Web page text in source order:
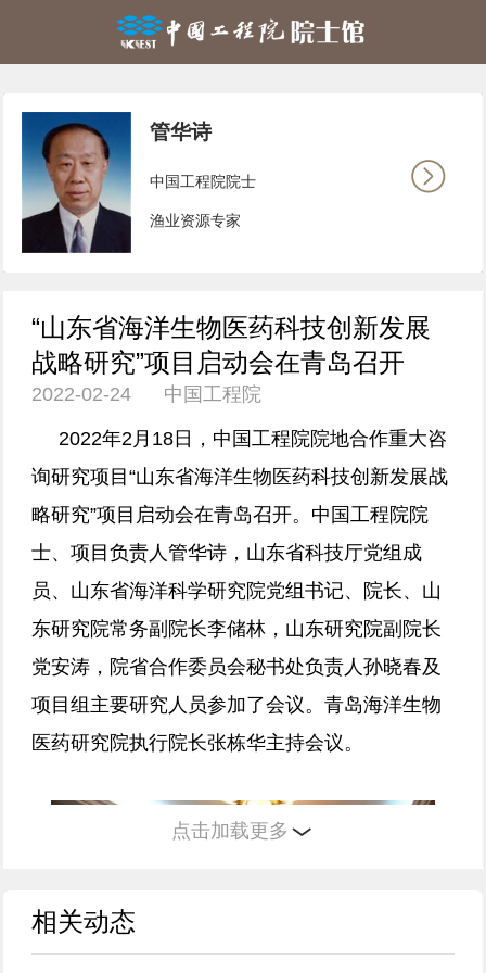
管华诗
中国工程院院士
渔业资源专家
“山东省海洋生物医药科技创新发展
战略研究”项目启动会在青岛召开
2022-02-24 中国工程院
2022年2月18日，中国工程院院地合作重大咨
询研究项目“山东省海洋生物医药科技创新发展战
略研究”项目启动会在青岛召开。中国工程院院
士、项目负责人管华诗，山东省科技厅党组成
员、山东省海洋科学研究院党组书记、院长、山
东研究院常务副院长李储林，山东研究院副院长
党安涛，院省合作委员会秘书处负责人孙晓春及
项目组主要研究人员参加了会议。青岛海洋生物
医药研究院执行院长张栋华主持会议。
点击加载更多
相关动态